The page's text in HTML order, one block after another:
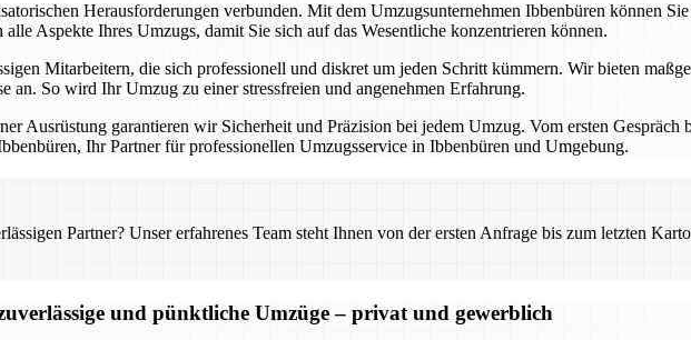
Herausforderungen verbunden. Mit dem Umzugsunternehmen Ibbenbüren können
Aspekte Ihres Umzugs, damit Sie sich auf das Wesentliche konzentrieren können.
Mitarbeitern, die sich professionell und diskret um jeden Schritt kümmern. Wir bieten
an. So wird Ihr Umzug zu einer stressfreien und angenehmen Erfahrung.
Ausrüstung garantieren wir Sicherheit und Präzision bei jedem Umzug. Vom ersten
Ihr Partner für professionellen Umzugsservice in Ibbenbüren und Umgebung.
Partner? Unser erfahrenes Team steht Ihnen von der ersten Anfrage bis zum letzten
und pünktliche Umzüge – privat und gewerblich